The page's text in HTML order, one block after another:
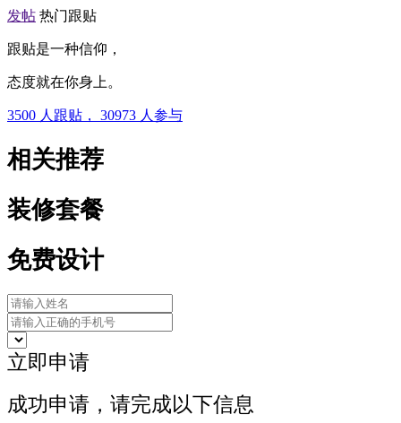
发帖 热门跟贴
跟贴是一种信仰，
态度就在你身上。
3500 人跟贴， 30973 人参与
相关推荐
装修套餐
免费设计
立即申请
成功申请，请完成以下信息